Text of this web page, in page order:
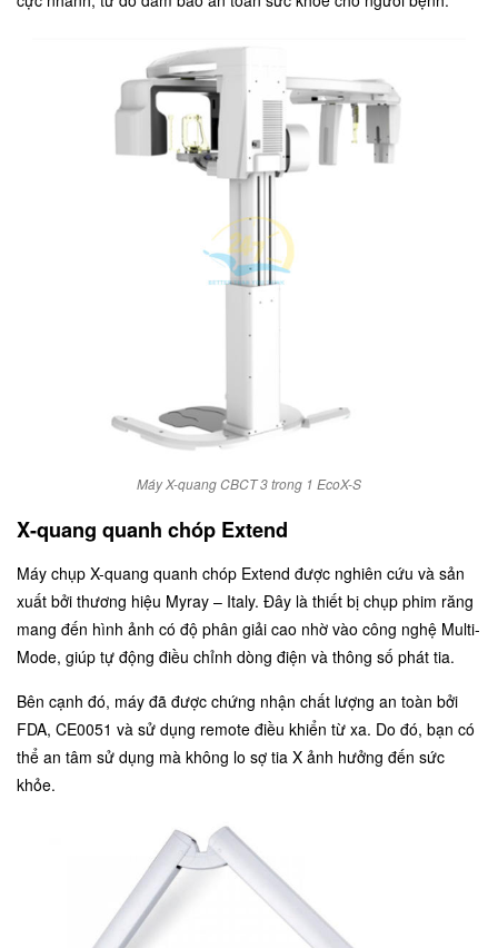
Máy X-quang CBCT 3 trong 1 EcoX-S
X-quang quanh chóp Extend
Máy chụp X-quang quanh chóp Extend được nghiên cứu và sản
xuất bởi thương hiệu Myray – Italy. Đây là thiết bị chụp phim răng
mang đến hình ảnh có độ phân giải cao nhờ vào công nghệ Multi-
Mode, giúp tự động điều chỉnh dòng điện và thông số phát tia.
Bên cạnh đó, máy đã được chứng nhận chất lượng an toàn bởi
FDA, CE0051 và sử dụng remote điều khiển từ xa. Do đó, bạn có
thể an tâm sử dụng mà không lo sợ tia X ảnh hưởng đến sức
khỏe.